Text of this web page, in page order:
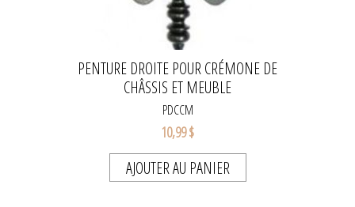
PENTURE DROITE POUR CRÉMONE DE
CHÂSSIS ET MEUBLE
PDCCM
10,99 $
AJOUTER AU PANIER